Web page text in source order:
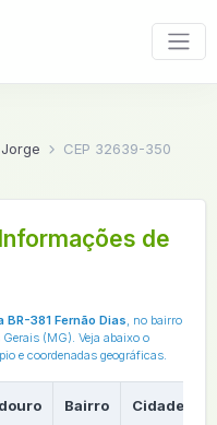
CEP 32639-350
de
BR-381 Fernão Dias, no bairro
(MG). Veja abaixo o
e coordenadas geográficas.
Bairro Cidade